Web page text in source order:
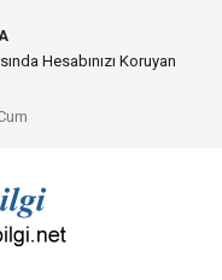
Hesabınızı Koruyan